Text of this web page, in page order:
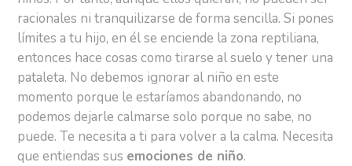
racionales ni tranquilizarse de forma sencilla. Si pones
límites a tu hijo, en él se enciende la zona reptiliana,
entonces hace cosas como tirarse al suelo y tener una
pataleta. No debemos ignorar al niño en este
momento porque le estaríamos abandonando, no
podemos dejarle calmarse solo porque no sabe, no
puede. Te necesita a ti para volver a la calma. Necesita
que entiendas sus emociones de niño.